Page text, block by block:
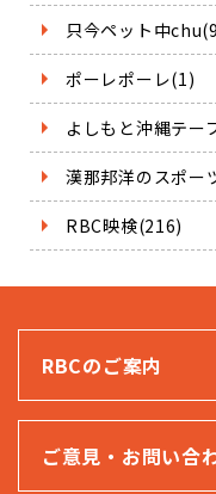
只今ペット中
ポーレポーレ(1)
よしもと沖縄テー
漢那邦洋のスポー
RBC映検(216)
RBCのご案内
ご意見・お問い合